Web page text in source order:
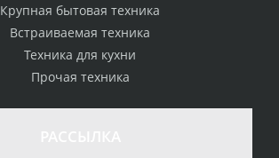
Крупная бытовая техника
Встраиваемая техника
Техника для кухни
Прочая техника